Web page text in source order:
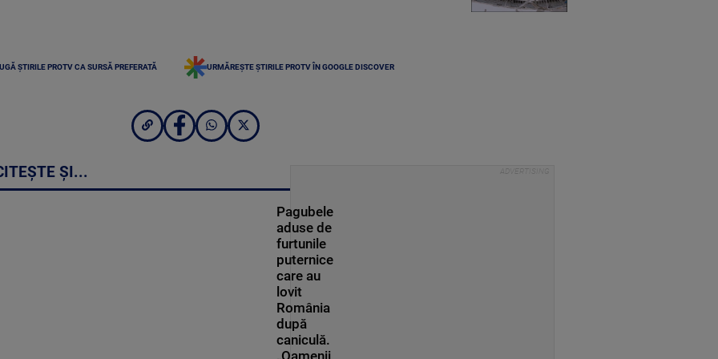
ȘTIRILE PROTV CA SURSĂ PREFERATĂ URMĂREȘTE ȘTIRILE PROTV ÎN GOOGLE DISCOVER
ȘI...
Pagubele
aduse de
furtunile
puternice
care au
lovit
România
după
caniculă.
„Oamenii